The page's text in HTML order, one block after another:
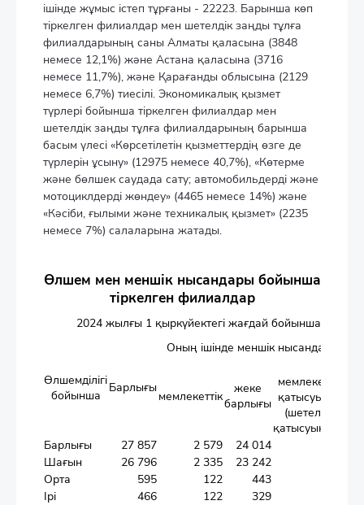
ішінде жұмыс істеп тұрғаны - 22223. Барынша көп
тіркелген филиалдар мен шетелдік заңды тұлға
филиалдарының саны Алматы қаласына (3848
немесе 12,1%) және Астана қаласына (3716
немесе 11,7%), және Қарағанды облысына (2129
немесе 6,7%) тиесілі. Экономикалық қызмет
түрлері бойынша тіркелген филиалдар мен
шетелдік заңды тұлға филиалдарының барынша
басым үлесі «Көрсетілетін қызметтердің өзге де
түрлерін ұсыну» (12975 немесе 40,7%), «Көтерме
және бөлшек саудада сату; автомобильдерді және
мотоциклдерді жөндеу» (4465 немесе 14%) және
«Кәсіби, ғылыми және техникалық қызмет» (2235
немесе 7%) салаларына жатады.
Өлшем мен меншік нысандары бойынша
тіркелген филиалдар
2024 жылғы 1 қыркүйектегі жағдай бойынша
Өлшемділігі
бойынша
Барлығы
Оның ішінде меншік нысандары
мемлекеттік
жеке
барлығы
мемлекеттің
қатысуымен
(шетелдің
қатысуынсыз)
Барлығы
27 857 2 579 24 014
Шағын
26 796 2 335 23 242
Орта
595 122 443
Ірі
466 122 329